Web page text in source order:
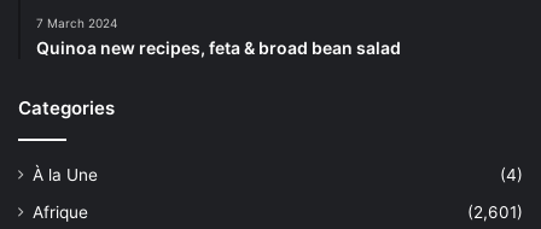
7 March 2024
Quinoa new recipes, feta & broad bean salad
Categories
À la Une
(4)
Afrique
(2,601)